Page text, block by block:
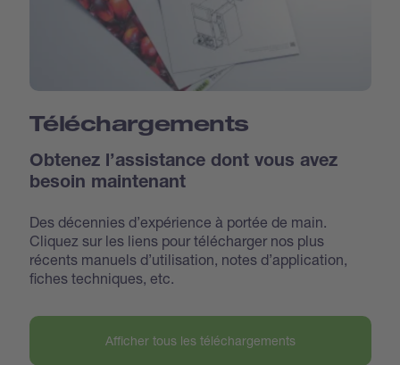
Téléchargements
Obtenez l’assistance dont vous avez
besoin maintenant
Des décennies d’expérience à portée de main.
Cliquez sur les liens pour télécharger nos plus
récents manuels d’utilisation, notes d’application,
fiches techniques, etc.
Afficher tous les téléchargements